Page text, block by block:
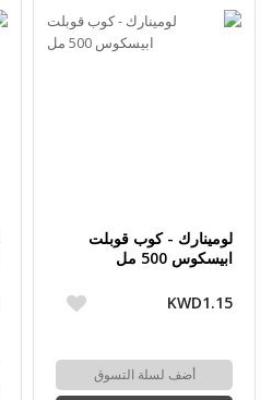
لومينارك - كوب قوبلت
ابيسكوس 500 مل
KWD1.15
أضف لسلة التسوق